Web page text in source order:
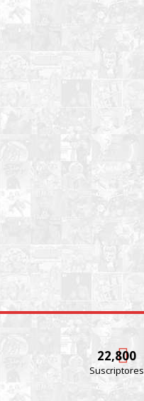
22,800
Suscriptores